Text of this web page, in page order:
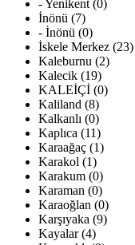
- Yenikent (0)
İnönü (7)
- İnönü (0)
İskele Merkez (23)
Kaleburnu (2)
Kalecik (19)
KALEİÇİ (0)
Kaliland (8)
Kalkanlı (0)
Kaplıca (11)
Karaağaç (1)
Karakol (1)
Karakum (0)
Karaman (0)
Karaoğlan (0)
Karşıyaka (9)
Kayalar (4)